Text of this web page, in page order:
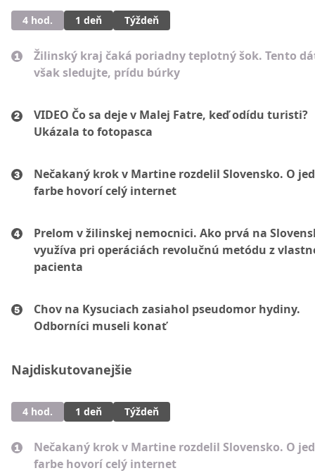
4 hod. 1 deň Týždeň
Žilinský kraj čaká poriadny teplotný šok. Tento
však sledujte, prídu búrky
VIDEO Čo sa deje v Malej Fatre, keď odídu turisti?
Ukázala to fotopasca
Nečakaný krok v Martine rozdelil Slovensko. O
farbe hovorí celý internet
Prelom v žilinskej nemocnici. Ako prvá na
využíva pri operáciách revolučnú metódu z
pacienta
Chov na Kysuciach zasiahol pseudomor hydiny.
Odborníci museli konať
Najdiskutovanejšie
4 hod. 1 deň Týždeň
Nečakaný krok v Martine rozdelil Slovensko. O
farbe hovorí celý internet